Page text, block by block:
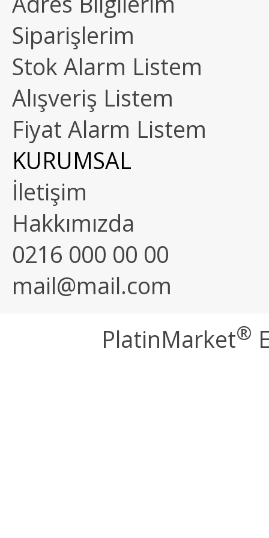
Siparişlerim
Stok Alarm Listem
Alışveriş Listem
Fiyat Alarm Listem
KURUMSAL
İletişim
Hakkımızda
0216 000 00 00
mail@mail.com
PlatinMarket®